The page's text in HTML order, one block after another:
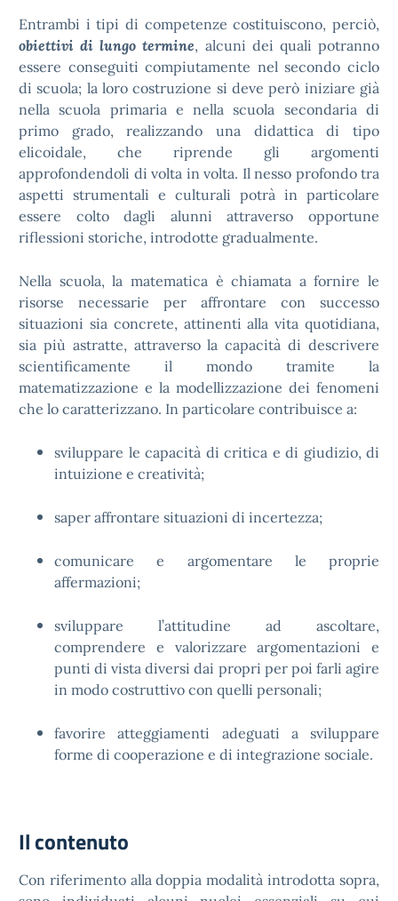
Entrambi i tipi di competenze costituiscono, perciò,
obiettivi di lungo termine, alcuni dei quali potranno
essere conseguiti compiutamente nel secondo ciclo
di scuola; la loro costruzione si deve però iniziare già
nella scuola primaria e nella scuola secondaria di
primo grado, realizzando una didattica di tipo
elicoidale, che riprende gli argomenti
approfondendoli di volta in volta. Il nesso profondo tra
aspetti strumentali e culturali potrà in particolare
essere colto dagli alunni attraverso opportune
riflessioni storiche, introdotte gradualmente.
Nella scuola, la matematica è chiamata a fornire le
risorse necessarie per affrontare con successo
situazioni sia concrete, attinenti alla vita quotidiana,
sia più astratte, attraverso la capacità di descrivere
scientificamente il mondo tramite la
matematizzazione e la modellizzazione dei fenomeni
che lo caratterizzano. In particolare contribuisce a:
sviluppare le capacità di critica e di giudizio, di
intuizione e creatività;
saper affrontare situazioni di incertezza;
comunicare e argomentare le proprie
affermazioni;
sviluppare l’attitudine ad ascoltare,
comprendere e valorizzare argomentazioni e
punti di vista diversi dai propri per poi farli agire
in modo costruttivo con quelli personali;
favorire atteggiamenti adeguati a sviluppare
forme di cooperazione e di integrazione sociale.
Il contenuto
Con riferimento alla doppia modalità introdotta sopra,